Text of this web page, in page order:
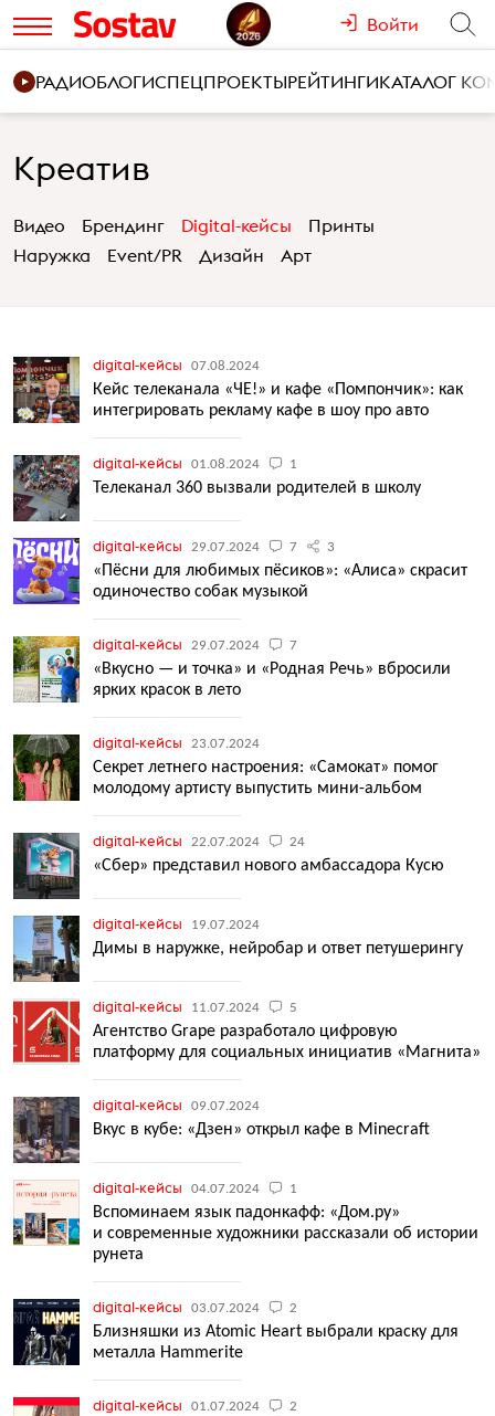
Войти
РАДИОБЛОГИСПЕЦПРОЕКТЫРЕЙТИНГИКАТАЛОГ
Креатив
Видео Брендинг Digital-кейсы
Принты
Наружка
Event/PR Дизайн Арт
digital-кейсы 07.08.2024
Кейс телеканала «ЧЕ!» и кафе «Помпончик»: как
интегрировать рекламу кафе в шоу про авто
digital-кейсы 01.08.2024 1
Телеканал 360 вызвали родителей в школу
digital-кейсы 29.07.2024 7 3
«Пёсни для любимых пёсиков»: «Алиса» скрасит
одиночество собак музыкой
digital-кейсы 29.07.2024 7
«Вкусно — и точка» и «Родная Речь» вбросили
ярких красок в лето
digital-кейсы 23.07.2024
Секрет летнего настроения: «Самокат» помог
молодому артисту выпустить мини-альбом
digital-кейсы 22.07.2024 24
«Сбер» представил нового амбассадора Кусю
digital-кейсы 19.07.2024
Димы в наружке, нейробар и ответ петушерингу
digital-кейсы 11.07.2024 5
Агентство Grape разработало цифровую
платформу для социальных инициатив «Магнита»
digital-кейсы 09.07.2024
Вкус в кубе: «Дзен» открыл кафе в Minecraft
digital-кейсы 04.07.2024 1
Вспоминаем язык падонкафф: «Дом.ру»
и современные художники рассказали об истории
рунета
digital-кейсы 03.07.2024 2
Близняшки из Atomic Heart выбрали краску для
металла Hammerite
digital-кейсы 01.07.2024 2